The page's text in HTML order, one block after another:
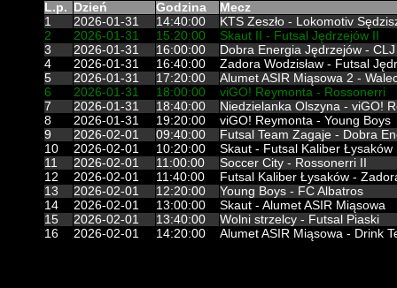
L.p. Dzień Godzina
Mecz
1
2026-01-31 14:40:00
KTS Zeszło - Lokomotiv
2
2026-01-31 15:20:00
Skaut II - Futsal Jędrzejów II
3
2026-01-31 16:00:00
Dobra Energia Jędrzejów -
4
2026-01-31 16:40:00
Zadora Wodzisław - Futsal
5
2026-01-31 17:20:00
Alumet ASIR Miąsowa 2 -
6
2026-01-31 18:00:00
viGO! Reymonta - Rossonerri
7
2026-01-31 18:40:00
Niedzielanka Olszyna - viGO!
8
2026-01-31 19:20:00
viGO! Reymonta - Young Boys
9
2026-02-01 09:40:00
Futsal Team Zagaje - Dobra
10
2026-02-01 10:20:00
Skaut - Futsal Kaliber Łysaków
11
2026-02-01 11:00:00
Soccer City - Rossonerri II
12
2026-02-01 11:40:00
Futsal Kaliber Łysaków -
13
2026-02-01 12:20:00
Young Boys - FC Albatros
14
2026-02-01 13:00:00
Skaut - Alumet ASIR Miąsowa
15
2026-02-01 13:40:00
Wolni strzelcy - Futsal Piaski
16
2026-02-01 14:20:00 Alumet ASIR Miąsowa - Drink